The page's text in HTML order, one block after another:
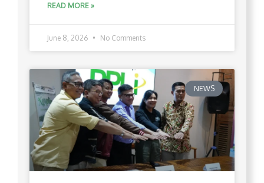
READ MORE »
June 8, 2026 No Comments
NEWS